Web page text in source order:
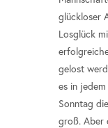
glückloser
Losglück
gelost
es in
Sonntag
groß. Aber